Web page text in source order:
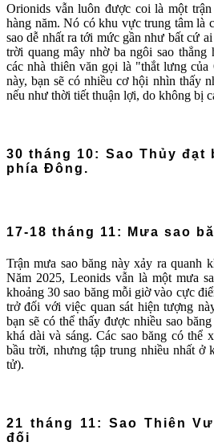
Orionids vẫn luôn được coi là một
hàng năm. Nó có khu vực trung tâm là
sao dễ nhất ra tới mức gần như bất cứ
trời quang mây nhờ ba ngôi sao thẳng
các nhà thiên văn gọi là "thắt lưng
này, bạn sẽ có nhiều cơ hội nhìn thấy
nếu như thời tiết thuận lợi, do không bị
30 tháng 10: Sao Thủy đạt
phía Đông.
17-18 tháng 11: Mưa sao
Trận mưa sao băng này xảy ra quanh
Năm 2025, Leonids vẫn là một mưa
khoảng 30 sao băng mỗi giờ vào cực
trở đối với việc quan sát hiện tượng
bạn sẽ có thể thấy được nhiều sao
khá dài và sáng. Các sao băng có thể
bầu trời, nhưng tập trung nhiều nhất ở
tử).
21 tháng 11: Sao Thiên
đối